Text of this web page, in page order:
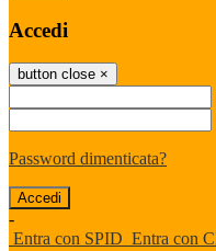
Accedi
button close ×
Password dimenticata?
-
Entra con SPID Entra con